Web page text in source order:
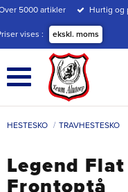
Menu
5000 artikler Hurtig og
vises ekskl. moms
HESTESKO TRAVHESTESKO
Legend
Frontoptå